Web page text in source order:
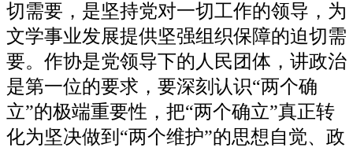
切需要，是坚持党对一切工作的领导，为
文学事业发展提供坚强组织保障的迫切需
要。作协是党领导下的人民团体，讲政治
是第一位的要求，要深刻认识“两个确
立”的极端重要性，把“两个确立”真正转
化为坚决做到“两个维护”的思想自觉、政